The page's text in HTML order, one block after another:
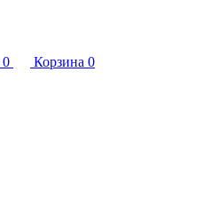
0 Корзина 0